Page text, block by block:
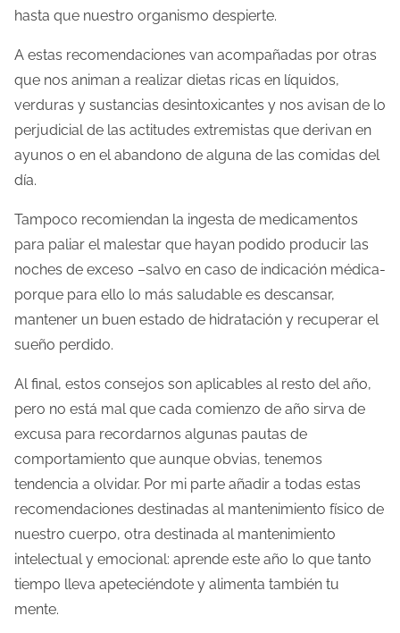
hasta que nuestro organismo despierte.
A estas recomendaciones van acompañadas por otras
que nos animan a realizar dietas ricas en líquidos,
verduras y sustancias desintoxicantes y nos avisan de lo
perjudicial de las actitudes extremistas que derivan en
ayunos o en el abandono de alguna de las comidas del
día.
Tampoco recomiendan la ingesta de medicamentos
para paliar el malestar que hayan podido producir las
noches de exceso –salvo en caso de indicación médica-
porque para ello lo más saludable es descansar,
mantener un buen estado de hidratación y recuperar el
sueño perdido.
Al final, estos consejos son aplicables al resto del año,
pero no está mal que cada comienzo de año sirva de
excusa para recordarnos algunas pautas de
comportamiento que aunque obvias, tenemos
tendencia a olvidar. Por mi parte añadir a todas estas
recomendaciones destinadas al mantenimiento físico de
nuestro cuerpo, otra destinada al mantenimiento
intelectual y emocional: aprende este año lo que tanto
tiempo lleva apeteciéndote y alimenta también tu
mente.